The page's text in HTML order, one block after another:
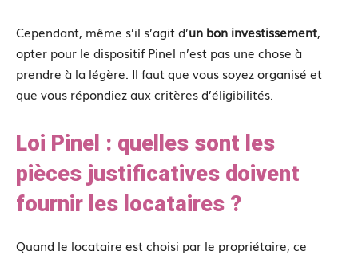
Cependant, même s’il s’agit d’un bon investissement,
opter pour le dispositif Pinel n’est pas une chose à
prendre à la légère. Il faut que vous soyez organisé et
que vous répondiez aux critères d’éligibilités.
Loi Pinel : quelles sont les
pièces justificatives doivent
fournir les locataires ?
Quand le locataire est choisi par le propriétaire, ce